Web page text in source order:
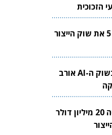
הזכוכית
"המלחמה הכפילה פי 5 את שוק הייצור
צוואר הבקבוק הבא בשוק ה-AI אורב
Limitless Labs גייסה 20 מיליון דולר